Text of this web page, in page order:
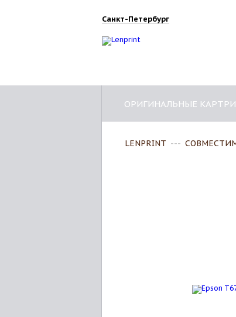
Санкт-Петербург
ОРИГИНАЛЬНЫЕ
LENPRINT ---